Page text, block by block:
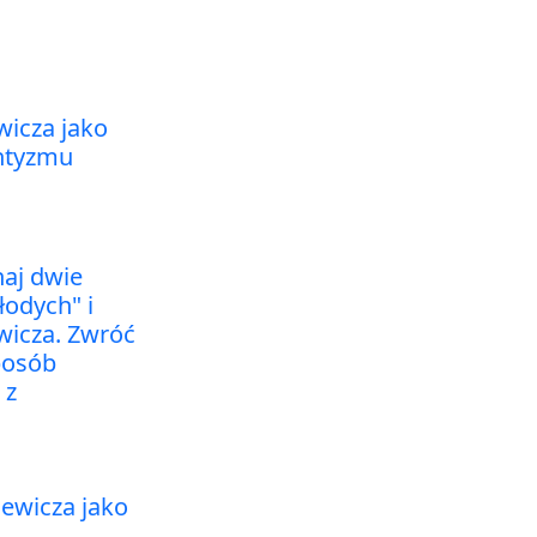
jako
dwie
i
Zwróć
jako